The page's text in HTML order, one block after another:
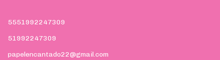
5551992247309
51992247309
papelencantado22@gmail.com